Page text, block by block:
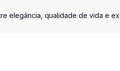
elegância, qualidade de vida e